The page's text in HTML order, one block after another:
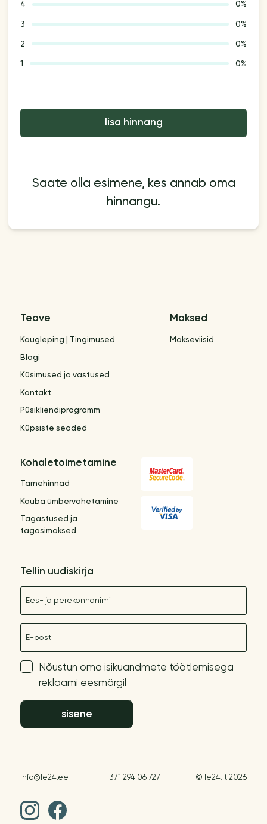
4 0%
3 0%
2 0%
1 0%
lisa hinnang
Saate olla esimene, kes annab oma
hinnangu.
Teave
Kaugleping | Tingimused
Blogi
Küsimused ja vastused
Kontakt
Püsikliendiprogramm
Küpsiste seaded
Maksed
Makseviisid
Kohaletoimetamine
Tarnehinnad
Kauba ümbervahetamine
Tagastused ja
tagasimaksed
Tellin uudiskirja
Nõustun oma isikuandmete töötlemisega
reklaami eesmärgil
sisene
info@le24.ee +371 294 06 727 © le24.lt 2026